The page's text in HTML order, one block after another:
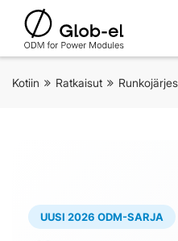
Kotiin Ratkaisut
UUSI 2026 ODM-SARJA